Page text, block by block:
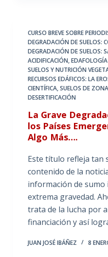
CURSO BREVE SOBRE
DEGRADACIÓN DE SUELOS:
DEGRADACIÓN DE SUELOS:
ACIDIFICACIÓN,
SUELOS Y NUTRICIÓN
RECURSOS EDÁFICOS: LA
CIENTÍFICA,SUELOS DE
DESERTIFICACIÓN
La Grave
los Países
Algo Más….
Este título refleja tan
contenido de la
información de sumo
extrema gravedad.
trata de la lucha por
financiación y así
JUAN JOSÉ IBÁÑEZ 8